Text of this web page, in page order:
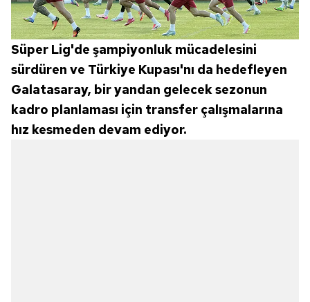
Süper Lig'de şampiyonluk mücadelesini
sürdüren ve Türkiye Kupası'nı da hedefleyen
Galatasaray, bir yandan gelecek sezonun
kadro planlaması için transfer çalışmalarına
hız kesmeden devam ediyor.